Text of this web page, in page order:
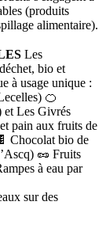
(produits
alimentaire).
Les
bio et
à usage unique :
🍊
et Les Givrés
pain aux fruits de
Chocolat bio de
🥜 Fruits
à eau par
sur des